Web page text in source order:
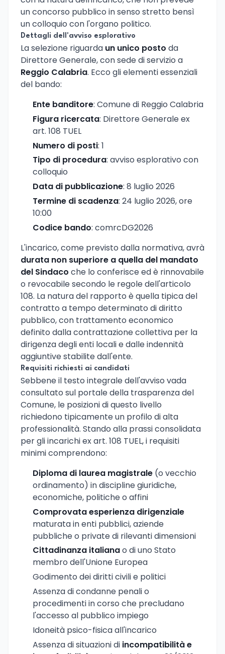
un concorso pubblico in senso stretto bensì
un colloquio con l'organo politico.
Dettagli dell'avviso esplorativo
La selezione riguarda un unico posto da
Direttore Generale, con sede di servizio a
Reggio Calabria. Ecco gli elementi essenziali
del bando:
Ente banditore: Comune di Reggio Calabria
Figura ricercata: Direttore Generale ex
art. 108 TUEL
Numero di posti: 1
Tipo di procedura: avviso esplorativo con
colloquio
Data di pubblicazione: 8 luglio 2026
Termine di scadenza: 24 luglio 2026, ore
10:00
Codice bando: comrcDG2026
L'incarico, come previsto dalla normativa, avrà
durata non superiore a quella del mandato
del Sindaco che lo conferisce ed è rinnovabile
o revocabile secondo le regole dell'articolo
108. La natura del rapporto è quella tipica del
contratto a tempo determinato di diritto
pubblico, con trattamento economico
definito dalla contrattazione collettiva per la
dirigenza degli enti locali e dalle indennità
aggiuntive stabilite dall'ente.
Requisiti richiesti ai candidati
Sebbene il testo integrale dell'avviso vada
consultato sul portale della trasparenza del
Comune, le posizioni di questo livello
richiedono tipicamente un profilo di alta
professionalità. Stando alla prassi consolidata
per gli incarichi ex art. 108 TUEL, i requisiti
minimi comprendono:
Diploma di laurea magistrale (o vecchio
ordinamento) in discipline giuridiche,
economiche, politiche o affini
Comprovata esperienza dirigenziale
maturata in enti pubblici, aziende
pubbliche o private di rilevanti dimensioni
Cittadinanza italianao di uno Stato
membro dell'Unione Europea
Godimento dei diritti civili e politici
Assenza di condanne penali o
procedimenti in corso che precludano
l'accesso al pubblico impiego
Idoneità psico-fisica all'incarico
Assenza di situazioni di incompatibilità e